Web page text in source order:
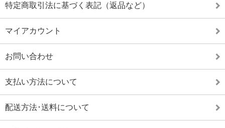
特定商取引法に基づく表記（返品など）
マイアカウント
お問い合わせ
支払い方法について
配送方法･送料について